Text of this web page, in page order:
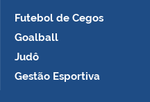
Futebol de Cegos
Goalball
Judô
Gestão Esportiva